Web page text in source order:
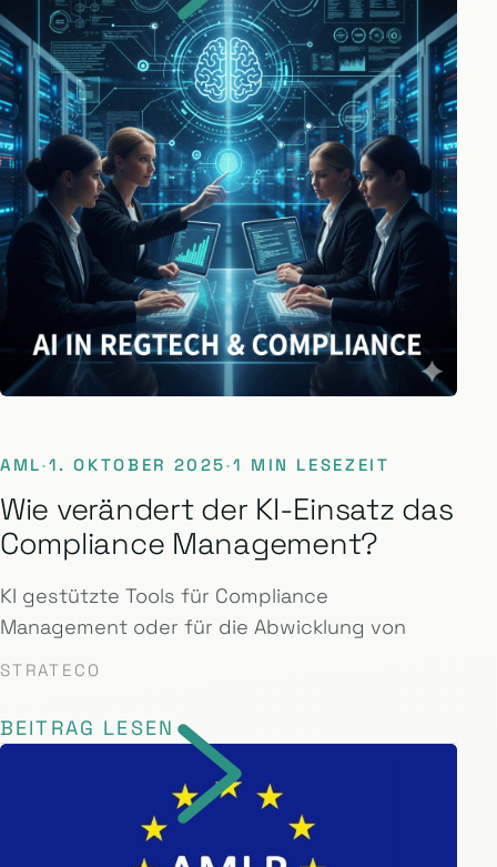
AML·1. OKTOBER 2025·1 MIN LESEZEIT
Wie verändert der KI-Einsatz das
Compliance Management?
KI gestützte Tools für Compliance
Management oder für die Abwicklung von
STRATECO
BEITRAG LESEN